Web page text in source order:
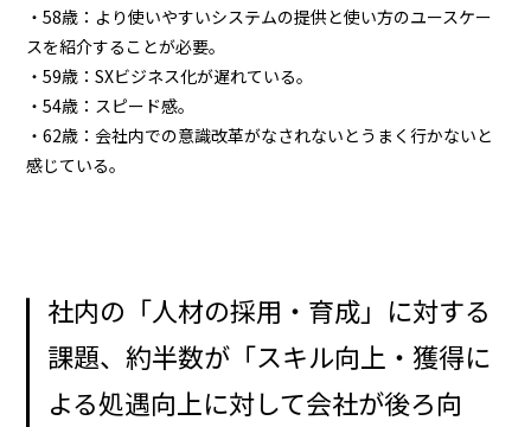
・58歳：より使いやすいシステムの提供と使い方のユースケー
スを紹介することが必要。
・59歳：SXビジネス化が遅れている。
・54歳：スピード感。
・62歳：会社内での意識改革がなされないとうまく行かないと
感じている。
社内の「人材の採用・育成」に対する
課題、約半数が「スキル向上・獲得に
よる処遇向上に対して会社が後ろ向